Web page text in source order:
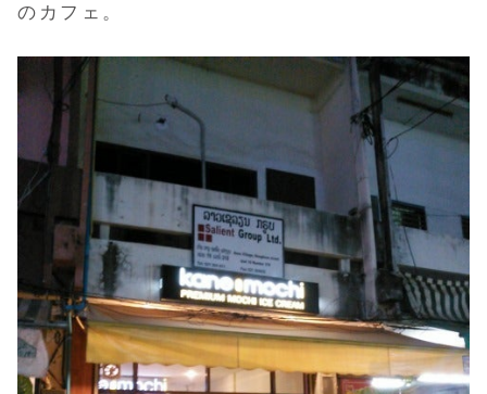
のカフェ。